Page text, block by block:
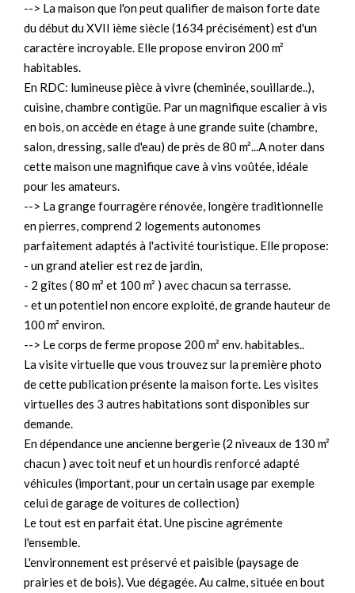
--> La maison que l'on peut qualifier de maison forte date
du début du XVII ième siècle (1634 précisément) est d'un
caractère incroyable. Elle propose environ 200 m²
habitables.
En RDC: lumineuse pièce à vivre (cheminée, souillarde..),
cuisine, chambre contigüe. Par un magnifique escalier à vis
en bois, on accède en étage à une grande suite (chambre,
salon, dressing, salle d'eau) de près de 80 m²...A noter dans
cette maison une magnifique cave à vins voûtée, idéale
pour les amateurs.
--> La grange fourragère rénovée, longère traditionnelle
en pierres, comprend 2 logements autonomes
parfaitement adaptés à l'activité touristique. Elle propose:
- un grand atelier est rez de jardin,
- 2 gîtes ( 80 m² et 100 m² ) avec chacun sa terrasse.
- et un potentiel non encore exploité, de grande hauteur de
100 m² environ.
--> Le corps de ferme propose 200 m² env. habitables..
La visite virtuelle que vous trouvez sur la première photo
de cette publication présente la maison forte. Les visites
virtuelles des 3 autres habitations sont disponibles sur
demande.
En dépendance une ancienne bergerie (2 niveaux de 130 m²
chacun ) avec toit neuf et un hourdis renforcé adapté
véhicules (important, pour un certain usage par exemple
celui de garage de voitures de collection)
Le tout est en parfait état. Une piscine agrémente
l'ensemble.
L'environnement est préservé et paisible (paysage de
prairies et de bois). Vue dégagée. Au calme, située en bout